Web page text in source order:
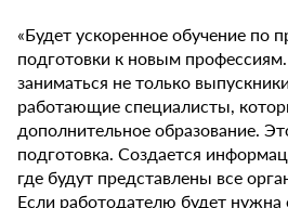
«Будет ускоренное обучение по
подготовки к новым
заниматься не только
работающие специалисты,
дополнительное образование.
подготовка. Создается
где будут представлены все
Если работодателю будет нужна